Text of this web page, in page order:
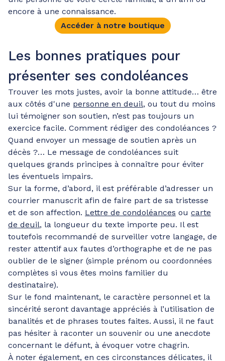
encore à une connaissance.
Accéder à notre boutique
Les bonnes pratiques pour
présenter ses condoléances
Trouver les mots justes, avoir la bonne attitude… être
aux côtés d'une personne en deuil, ou tout du moins
lui témoigner son soutien, n’est pas toujours un
exercice facile. Comment rédiger des condoléances ?
Quand envoyer un message de soutien après un
décès ?… Le message de condoléances suit
quelques grands principes à connaître pour éviter
les éventuels impairs.
Sur la forme, d’abord, il est préférable d’adresser un
courrier manuscrit afin de faire part de sa tristesse
et de son affection. Lettre de condoléances ou carte
de deuil, la longueur du texte importe peu. Il est
toutefois recommandé de surveiller votre langage, de
rester attentif aux fautes d’orthographe et de ne pas
oublier de le signer (simple prénom ou coordonnées
complètes si vous êtes moins familier du
destinataire).
Sur le fond maintenant, le caractère personnel et la
sincérité seront davantage appréciés à l’utilisation de
banalités et de phrases toutes faites. Aussi, il ne faut
pas hésiter à raconter un souvenir ou une anecdote
concernant le défunt, à évoquer votre chagrin.
À noter également, en ces circonstances délicates, il